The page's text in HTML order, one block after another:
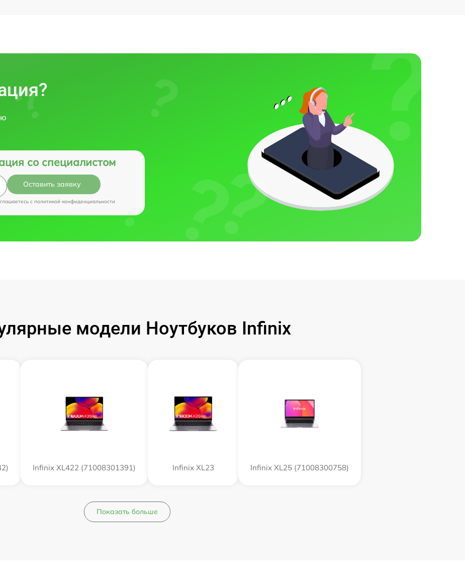
со специалистом
Оставить заявку
c политикой конфиденциальности
модели Ноутбуков Infinix
Infinix XL422 (71008301391) Infinix XL23 Infinix XL25 (71008300758)
Показать больше